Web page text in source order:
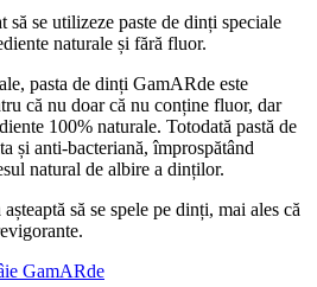
să se utilizeze paste de dinți speciale
naturale și fără fluor.
pasta de dinți GamARde este
că nu doar că nu conține fluor, dar
100% naturale. Totodată pastă de
și anti-bacteriană, împrospătând
natural de albire a dinților.
să se spele pe dinți, mai ales că